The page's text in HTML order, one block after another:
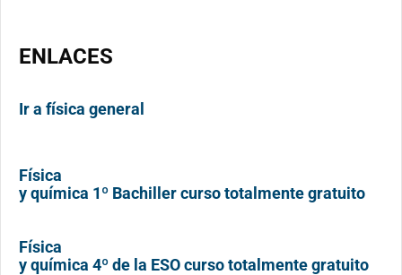
ENLACES
Ir a física general
Física
y química 1º Bachiller curso totalmente gratuito
Física
y química 4º de la ESO curso totalmente gratuito